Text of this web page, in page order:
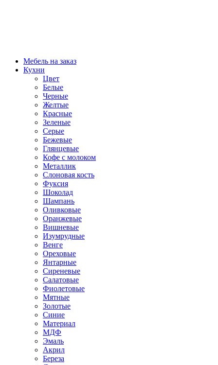
Мебель на заказ
Кухни
Цвет
Белые
Черные
Желтые
Красные
Зеленые
Серые
Бежевые
Глянцевые
Кофе с молоком
Металлик
Слоновая кость
Фуксия
Шоколад
Шампань
Оливковые
Оранжевые
Вишневые
Изумрудные
Венге
Ореховые
Янтарные
Сиреневые
Салатовые
Фиолетовые
Мятные
Золотые
Синие
Материал
МДФ
Эмаль
Акрил
Береза